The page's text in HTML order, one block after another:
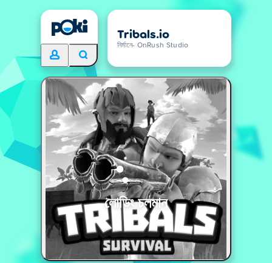
Tribals.io
নির্মানে- OnRush Studio
লোডিং চলমান